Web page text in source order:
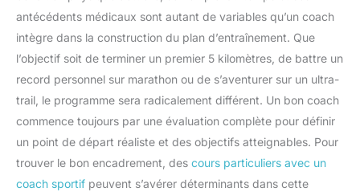
antécédents médicaux sont autant de variables qu’un coach
intègre dans la construction du plan d’entraînement. Que
l’objectif soit de terminer un premier 5 kilomètres, de battre un
record personnel sur marathon ou de s’aventurer sur un ultra-
trail, le programme sera radicalement différent. Un bon coach
commence toujours par une évaluation complète pour définir
un point de départ réaliste et des objectifs atteignables. Pour
trouver le bon encadrement, des cours particuliers avec un
coach sportif peuvent s’avérer déterminants dans cette